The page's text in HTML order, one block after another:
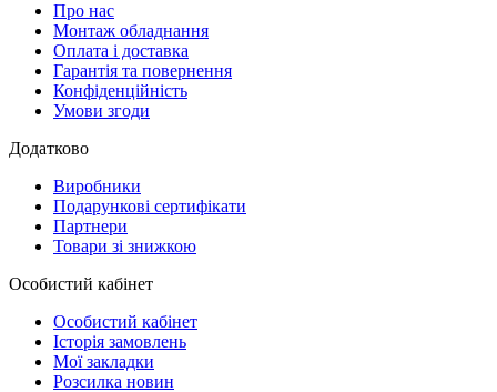
Про нас
Монтаж обладнання
Оплата і доставка
Гарантія та повернення
Конфіденційність
Умови згоди
Додатково
Виробники
Подарункові сертифікати
Партнери
Товари зі знижкою
Особистий кабінет
Особистий кабінет
Історія замовлень
Мої закладки
Розсилка новин